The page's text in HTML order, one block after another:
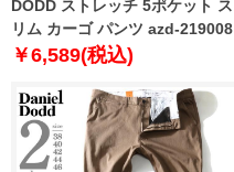
DODD ストレッチ 5ポケット ス
リム カーゴ パンツ azd-219008
￥6,589(税込)